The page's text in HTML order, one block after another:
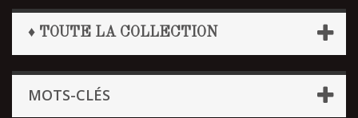
♦ TOUTE LA COLLECTION
MOTS-CLÉS